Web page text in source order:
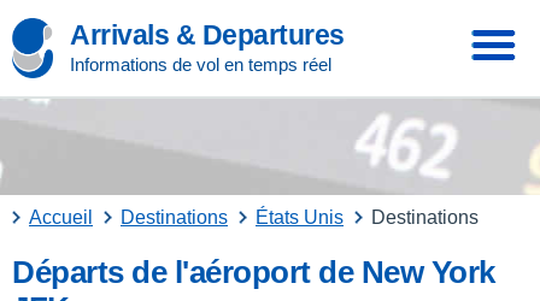
Arrivals & Departures
Informations de vol en temps réel
Accueil Destinations États Unis Destinations
Départs de l'aéroport de New York